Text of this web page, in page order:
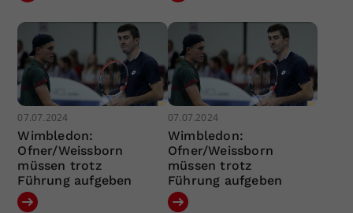
07.07.2024
Wimbledon:
Ofner/Weissborn
müssen trotz
Führung aufgeben
07.07.2024
Wimbledon:
Ofner/Weissborn
müssen trotz
Führung aufgeben